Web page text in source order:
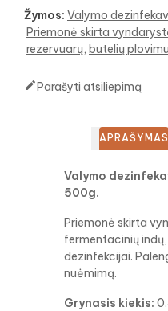
Žymos: Valymo
Priemonė skirta
rezervuarų butelių
Parašyti atsiliepimą
APRAŠYMAS
Valymo
500g.
Priemonė skirta
fermentacinių
dezinfekcijai.
nuėmimą.
Grynasis kiekis: